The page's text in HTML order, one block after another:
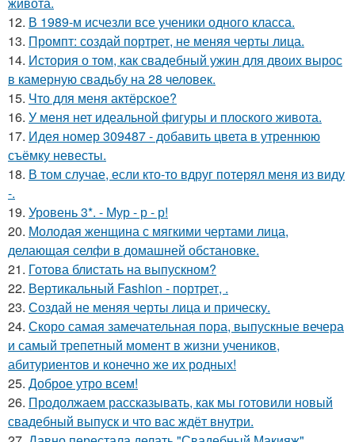
12. В 1989-м исчезли все ученики одного класса.
13. Промпт: создай портрет, не меняя черты лица.
14. История о том, как свадебный ужин для двоих вырос
в камерную свадьбу на 28 человек.
15. Что для меня актёрское?
16. У меня нет идеальной фигуры и плоского живота.
17. Идея номер 309487 - добавить цвета в утреннюю
съёмку невесты.
18. В том случае, если кто-то вдруг потерял меня из виду
-.
19. Уровень 3*. - Мур - р - р!
20. Молодая женщина с мягкими чертами лица,
делающая селфи в домашней обстановке.
21. Готова блистать на выпускном?
22. Вертикальный Fashion - портрет, .
23. Создай не меняя черты лица и прическу.
24. Скоро самая замечательная пора, выпускные вечера
и самый трепетный момент в жизни учеников,
абитуриентов и конечно же их родных!
25. Доброе утро всем!
26. Продолжаем рассказывать, как мы готовили новый
свадебный выпуск и что вас ждёт внутри.